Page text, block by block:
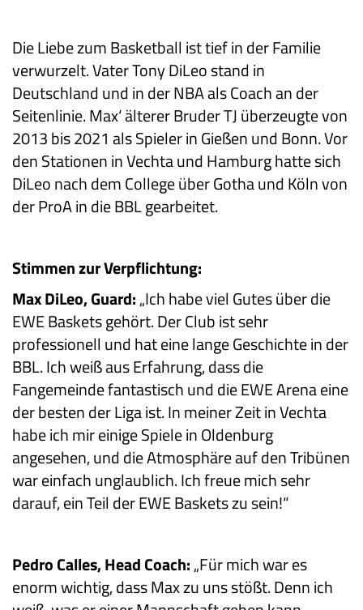
Die Liebe zum Basketball ist tief in der Familie
verwurzelt. Vater Tony DiLeo stand in
Deutschland und in der NBA als Coach an der
Seitenlinie. Max‘ älterer Bruder TJ überzeugte von
2013 bis 2021 als Spieler in Gießen und Bonn. Vor
den Stationen in Vechta und Hamburg hatte sich
DiLeo nach dem College über Gotha und Köln von
der ProA in die BBL gearbeitet.
Stimmen zur Verpflichtung:
Max DiLeo, Guard:„Ich habe viel Gutes über die
EWE Baskets gehört. Der Club ist sehr
professionell und hat eine lange Geschichte in der
BBL. Ich weiß aus Erfahrung, dass die
Fangemeinde fantastisch und die EWE Arena eine
der besten der Liga ist. In meiner Zeit in Vechta
habe ich mir einige Spiele in Oldenburg
angesehen, und die Atmosphäre auf den Tribünen
war einfach unglaublich. Ich freue mich sehr
darauf, ein Teil der EWE Baskets zu sein!“
Pedro Calles, Head Coach:„Für mich war es
enorm wichtig, dass Max zu uns stößt. Denn ich